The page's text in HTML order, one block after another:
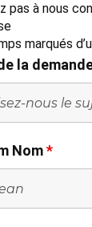
pas à nous
marqués
la
Nom*